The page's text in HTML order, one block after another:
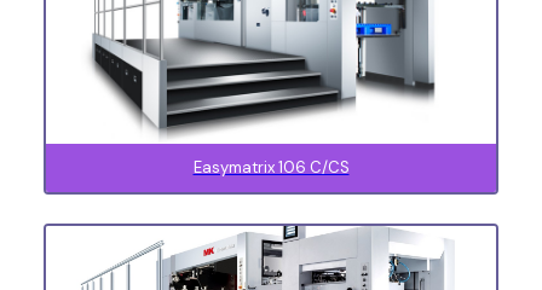
Easymatrix 106 C/CS